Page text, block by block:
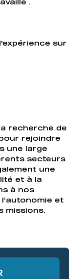
.
sur
recherche de
rejoindre
une large
secteurs
une
et à la
à nos
et
missions.